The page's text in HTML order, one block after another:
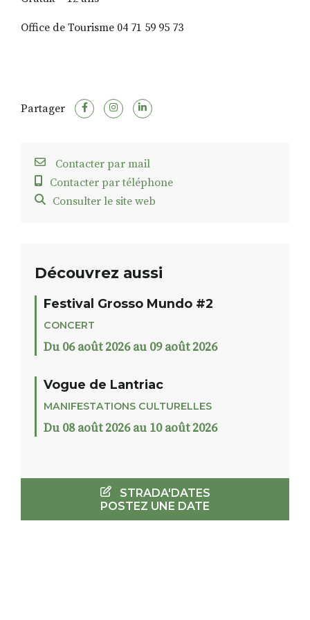
Office de Tourisme 04 71 59 95 73
Partager
Contacter par mail
Contacter par téléphone
Consulter le site web
Découvrez aussi
Festival Grosso Mundo #2
CONCERT
Du 06 août 2026 au 09 août 2026
Vogue de Lantriac
MANIFESTATIONS CULTURELLES
Du 08 août 2026 au 10 août 2026
STRADA'DATES
POSTEZ UNE DATE